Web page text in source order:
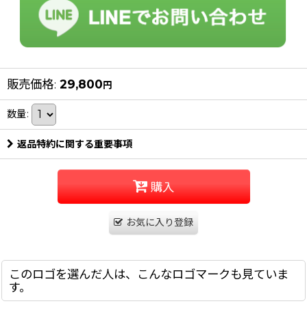
販売価格: 29,800円
数量:
返品特約に関する重要事項
購入
お気に入り登録
このロゴを選んだ人は、こんなロゴマークも見ていま
す。